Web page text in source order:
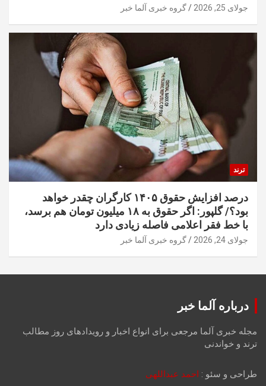
جولای 25, 2026 گروه خبری آلما خبر
ترند
درصد افزایش حقوق ۱۴۰۵ کارگران چقدر خواهد
بود؟/ گلپور: اگر حقوق به ۱۸ میلیون تومان هم برسد،
با خط فقر اعلامی فاصله زیادی دارد
جولای 24, 2026 گروه خبری آلما خبر
درباره آلما خبر
مجله خبری آلما مرجعی برای انواع اخبار و رویدادهای روز مطالب
ترند و خواندنی
طراحی و سئو : احمد عبداللهی